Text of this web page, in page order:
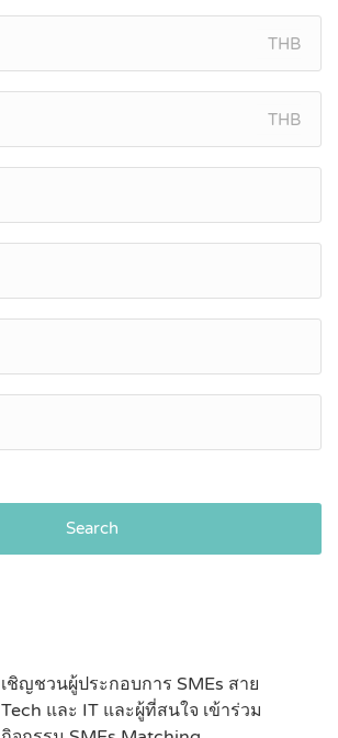
THB
THB
Search
เชิญชวนผู้ประกอบการ SMEs สาย
Tech และ IT และผู้ที่สนใจ เข้าร่วม